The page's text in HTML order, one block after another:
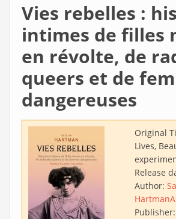
Vies rebelles :
intimes de filles
en révolte, de
queers et de
dangereuses
Original
Lives,
Release
Author:
Hartman
Publisher: